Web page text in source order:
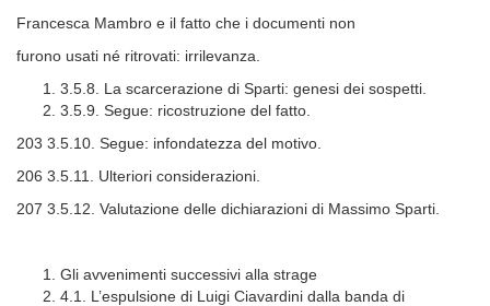
Francesca Mambro e il fatto che i documenti non
furono usati né ritrovati: irrilevanza.
3.5.8. La scarcerazione di Sparti: genesi dei sospetti.
3.5.9. Segue: ricostruzione del fatto.
203 3.5.10. Segue: infondatezza del motivo.
206 3.5.11. Ulteriori considerazioni.
207 3.5.12. Valutazione delle dichiarazioni di Massimo Sparti.
Gli avvenimenti successivi alla strage
4.1. L’espulsione di Luigi Ciavardini dalla banda di